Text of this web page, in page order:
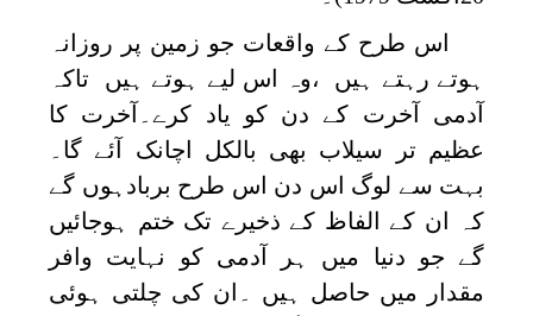
اس طرح کے واقعات جو زمین پر روزانہ
ہوتے رہتے ہیں ،وہ اس لیے ہوتے ہیں تاکہ
آدمی آخرت کے دن کو یاد کرے۔آخرت کا
عظیم تر سیلاب بھی بالکل اچانک آئے گا۔
بہت سے لوگ اس دن اس طرح بربادہوں گے
کہ ان کے الفاظ کے ذخیرے تک ختم ہوجائیں
گے جو دنیا میں ہر آدمی کو نہایت وافر
مقدار میں حاصل ہیں ۔ان کی چلتی ہوئی